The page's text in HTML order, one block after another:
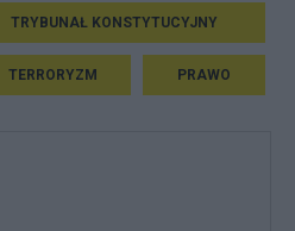
TRYBUNAŁ KONSTYTUCYJNY
TERRORYZM PRAWO